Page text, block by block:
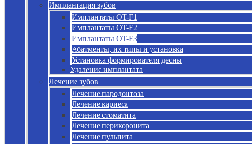
Имплантация зубов
Имплантаты OT-F1
Имплантаты OT-F2
Имплантаты OT-F3
Абатменты, их типы и установка
Установка формирователя десны
Удаление имплантата
Лечение зубов
Лечение пародонтоза
Лечение кариеса
Лечение стоматита
Лечение перикоронита
Лечение пульпита